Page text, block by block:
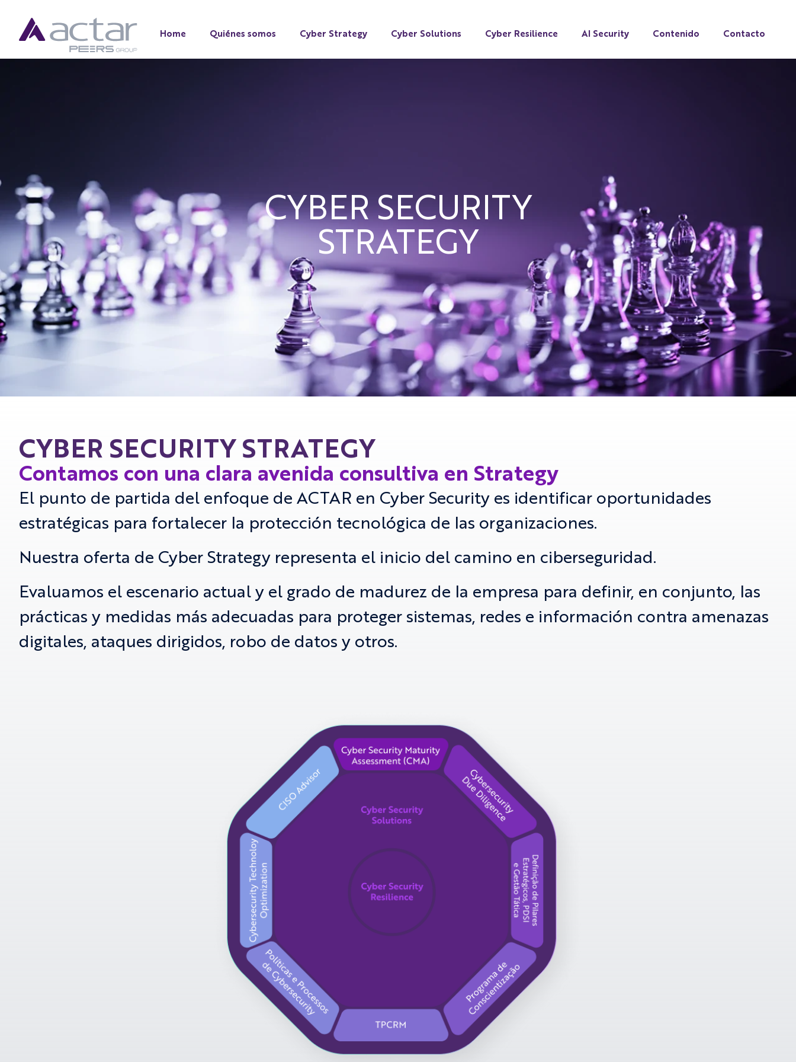
Home Quiénes somos Cyber Strategy Cyber Solutions Cyber Resilience AI Security Contenido Contacto
CYBER SECURITY
STRATEGY
CYBER SECURITY STRATEGY
Contamos con una clara avenida consultiva en Strategy
El punto de partida del enfoque de ACTAR en Cyber Security es identificar oportunidades
estratégicas para fortalecer la protección tecnológica de las organizaciones.
Nuestra oferta de Cyber Strategy representa el inicio del camino en ciberseguridad.
Evaluamos el escenario actual y el grado de madurez de la empresa para definir, en conjunto, las
prácticas y medidas más adecuadas para proteger sistemas, redes e información contra amenazas
digitales, ataques dirigidos, robo de datos y otros.